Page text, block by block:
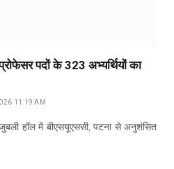
पदों के 323 अभ्यर्थियों का
11:19 AM
जुबली हॉल में बीएसयूएससी, पटना से अनुशंसित